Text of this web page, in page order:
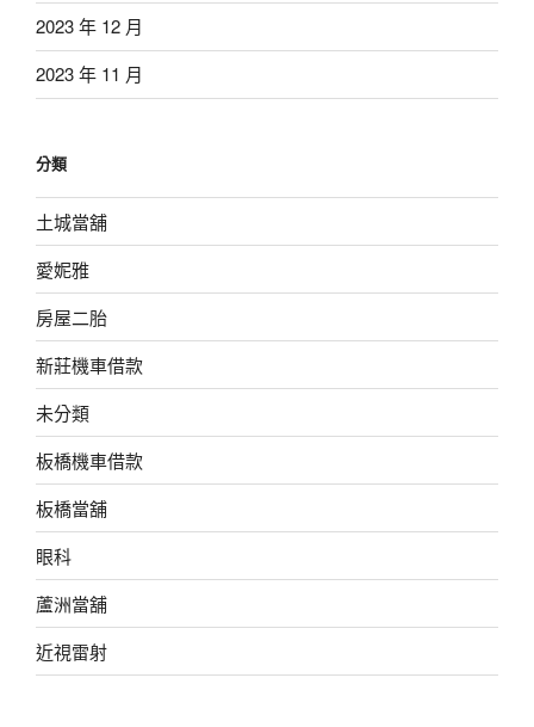
2023 年 12 月
2023 年 11 月
分類
土城當舖
愛妮雅
房屋二胎
新莊機車借款
未分類
板橋機車借款
板橋當舖
眼科
蘆洲當舖
近視雷射